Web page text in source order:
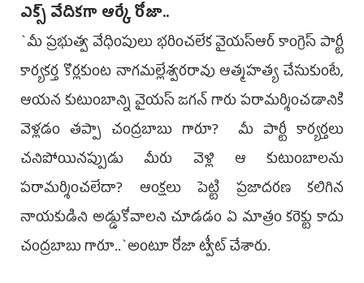
ఎక్స్ వేదిక‌గా ఆర్కే రోజా..
`మీ ప్ర‌భుత్వ వేధింపులు భ‌రించ‌లేక‌ వైయ‌స్ఆర్ కాంగ్రెస్ పార్టీ
కార్య‌క‌ర్త కొర్లకుంట నాగమల్లేశ్వరరావు ఆత్మ‌హ‌త్య చేసుకుంటే,
ఆయ‌న కుటుంబాన్ని వైయ‌స్ జ‌గ‌న్ గారు ప‌రామ‌ర్శించ‌డానికి
వెళ్ల‌డం త‌ప్పా చంద్ర‌బాబు గారూ? మీ పార్టీ కార్య‌ర్త‌లు
చ‌నిపోయిన‌ప్పుడు మీరు వెళ్లి ఆ కుటుంబాల‌ను
ప‌రామ‌ర్శించ‌లేదా? ఆంక్ష‌లు పెట్టి ప్ర‌జాద‌ర‌ణ క‌లిగిన
నాయ‌కుడిని అడ్డుకోవాల‌ని చూడ‌డం ఏ మాత్రం క‌రెక్టు కాదు
చంద్ర‌బాబు గారూ..`అంటూ రోజా ట్వీట్ చేశారు.